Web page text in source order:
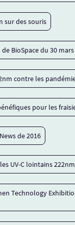
sur des souris
BioSpace du 30
contre les
pour les
de 2016
UV-C lointains
Technology